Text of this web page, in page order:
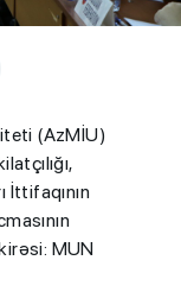
(AzMİU)
MUN